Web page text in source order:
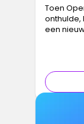
Toen
een